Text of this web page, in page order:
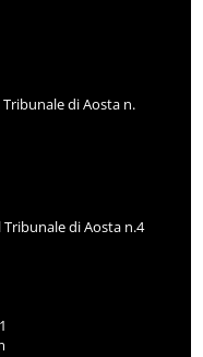
di Aosta n.
di Aosta n.4